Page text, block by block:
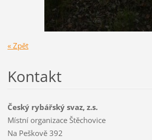
« Zpět
Kontakt
Český rybářský svaz, z.s.
Místní organizace Štěchovice
Na Peškově 392